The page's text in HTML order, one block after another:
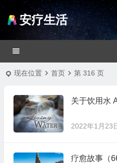
安疗生活
现在位置 首页 第 316 页
关于饮用水
2022年1月23
疗愈故事（